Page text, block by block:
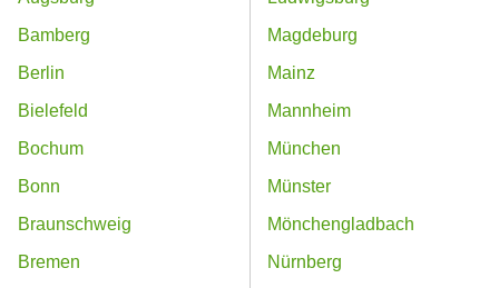
Bamberg
Berlin
Bielefeld
Bochum
Bonn
Braunschweig
Bremen
Magdeburg
Mainz
Mannheim
München
Münster
Mönchengladbach
Nürnberg